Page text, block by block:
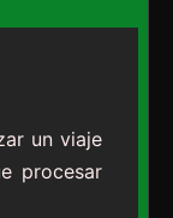
un viaje
procesar